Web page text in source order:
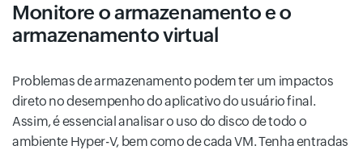
Monitore o armazenamento e o
armazenamento virtual
Problemas de armazenamento podem ter um impactos
direto no desempenho do aplicativo do usuário final.
Assim, é essencial analisar o uso do disco de todo o
ambiente Hyper-V, bem como de cada VM. Tenha entradas